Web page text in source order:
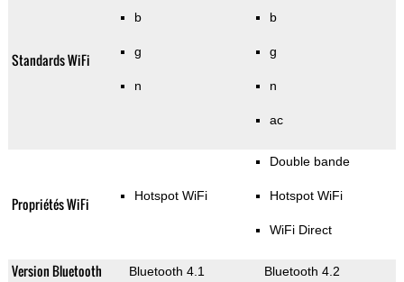
Standards WiFi
b
g
n
b
g
n
ac
Propriétés WiFi Hotspot WiFi
Double bande
Hotspot WiFi
WiFi Direct
Version Bluetooth Bluetooth 4.1 Bluetooth 4.2